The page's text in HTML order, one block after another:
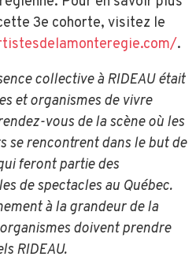
3e cohorte, visitez le
.
collective à RIDEAU était
et organismes de vivre
vous de la scène où les
se rencontrent dans le but de
feront partie des
de spectacles au Québec.
à la grandeur de la
doivent prendre
RIDEAU.